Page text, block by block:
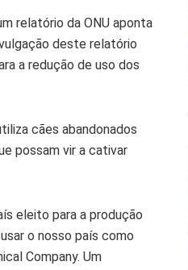
relatório da ONU aponta
deste relatório
a redução de uso dos
cães abandonados
possam vir a cativar
eleito para a produção
o nosso país como
Company. Um